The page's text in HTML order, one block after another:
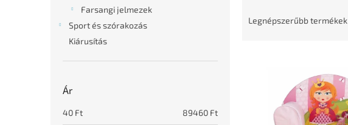
Farsangi jelmezek
Sport és szórakozás
Kiárusítás
Ár
40 Ft 89460 Ft
Legnépszerűbb termékek